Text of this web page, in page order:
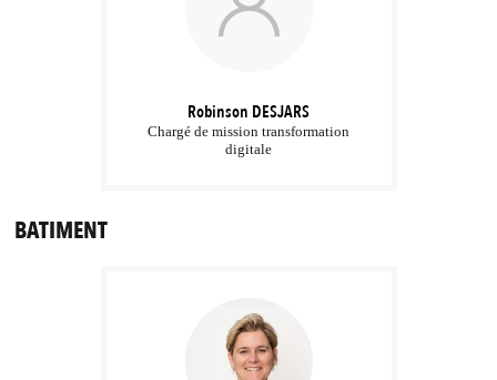
Robinson DESJARS
Chargé de mission transformation
digitale
BATIMENT